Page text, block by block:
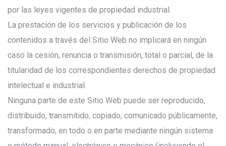
por las leyes vigentes de propiedad industrial.
La prestación de los servicios y publicación de los
contenidos a través del Sitio Web no implicará en ningún
caso la cesión, renuncia o transmisión, total o parcial, de la
titularidad de los correspondientes derechos de propiedad
intelectual e industrial.
Ninguna parte de este Sitio Web puede ser reproducido,
distribuido, transmitido, copiado, comunicado públicamente,
transformado, en todo o en parte mediante ningún sistema